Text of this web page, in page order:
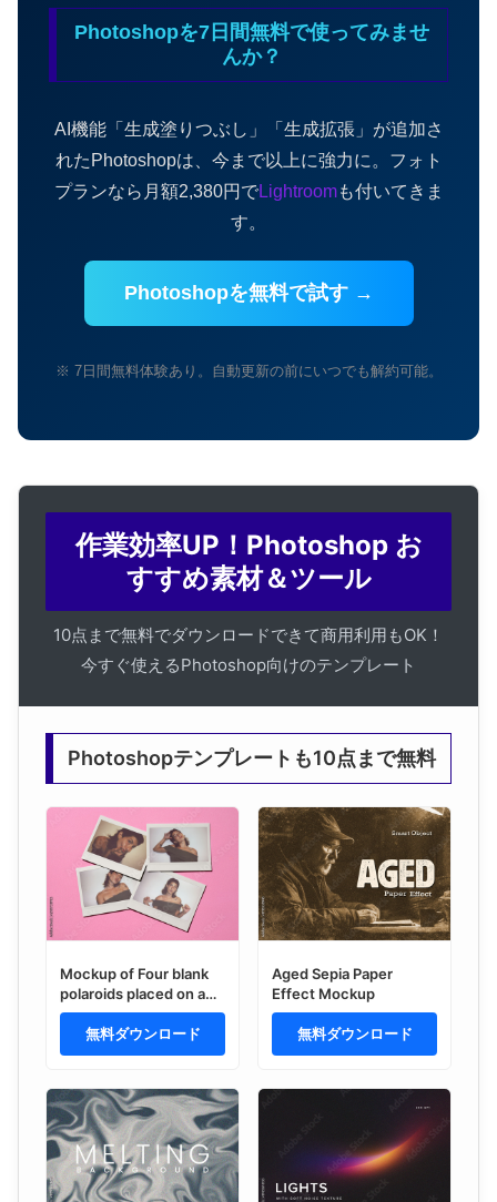
Photoshopを7日間無料で使ってみませ
んか？
AI機能「生成塗りつぶし」「生成拡張」が追加さ
れたPhotoshopは、今まで以上に強力に。フォト
プランなら月額2,380円でLightroomも付いてきま
す。
Photoshopを無料で試す →
※ 7日間無料体験あり。自動更新の前にいつでも解約可能。
作業効率UP！Photoshop お
すすめ素材＆ツール
10点まで無料でダウンロードできて商用利用もOK！
今すぐ使えるPhotoshop向けのテンプレート
Photoshopテンプレートも10点まで無料
Mockup of Four blank
polaroids placed on a
pink background
無料ダウンロード
Aged Sepia Paper
Effect Mockup
無料ダウンロード